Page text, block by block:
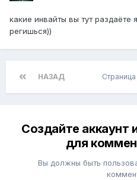
какие инвайты вы тут раздаёте
регишься))
НАЗАД Страница
Создайте аккаунт
для
Вы должны быть